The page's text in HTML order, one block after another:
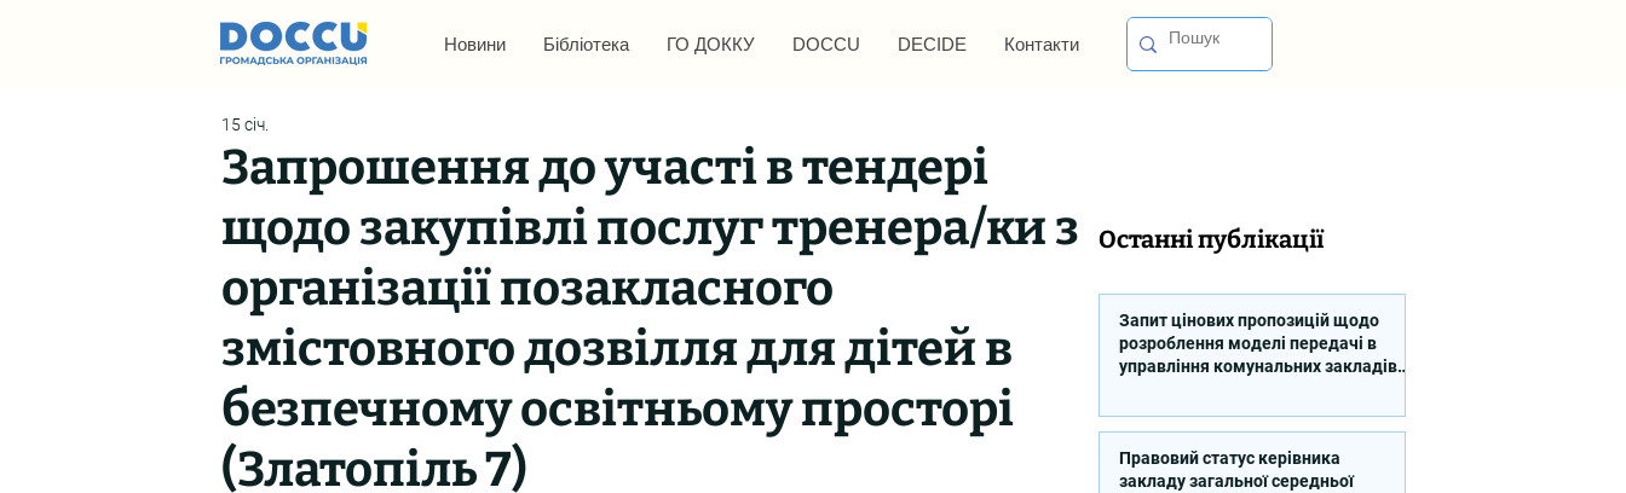
Новини Бібліотека ГО ДОККУ DOCCU DECIDE Контакти
Запрошення до участі в тендері
щодо закупівлі послуг тренера/ки з
організації позакласного
змістовного дозвілля для дітей в
безпечному освітньому просторі
(Златопіль 7)
15 січ.
Останні публікації
Запит цінових пропозицій щодо
розроблення моделі передачі в
управління комунальних закладів
Правовий статус керівника
закладу загальної середньої